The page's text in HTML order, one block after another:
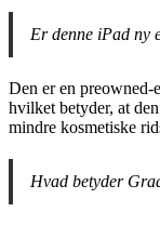
Er denne iPad ny
Den er en preowned-
hvilket betyder, at
mindre kosmetiske
Hvad betyder